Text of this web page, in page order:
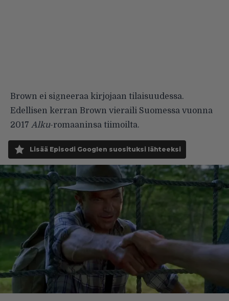
Brown ei signeeraa kirjojaan tilaisuudessa.
Edellisen kerran Brown vieraili Suomessa vuonna
2017 Alku-romaaninsa tiimoilta.
Lisää Episodi Googlen suosituksi lähteeksi